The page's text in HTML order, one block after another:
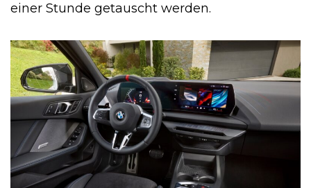
einer Stunde getauscht werden.